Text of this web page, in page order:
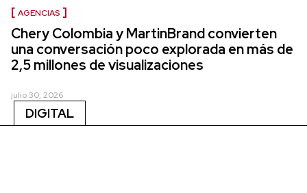
AGENCIAS
Chery Colombia y MartinBrand convierten
una conversación poco explorada en más de
2,5 millones de visualizaciones
julio 30, 2026
DIGITAL